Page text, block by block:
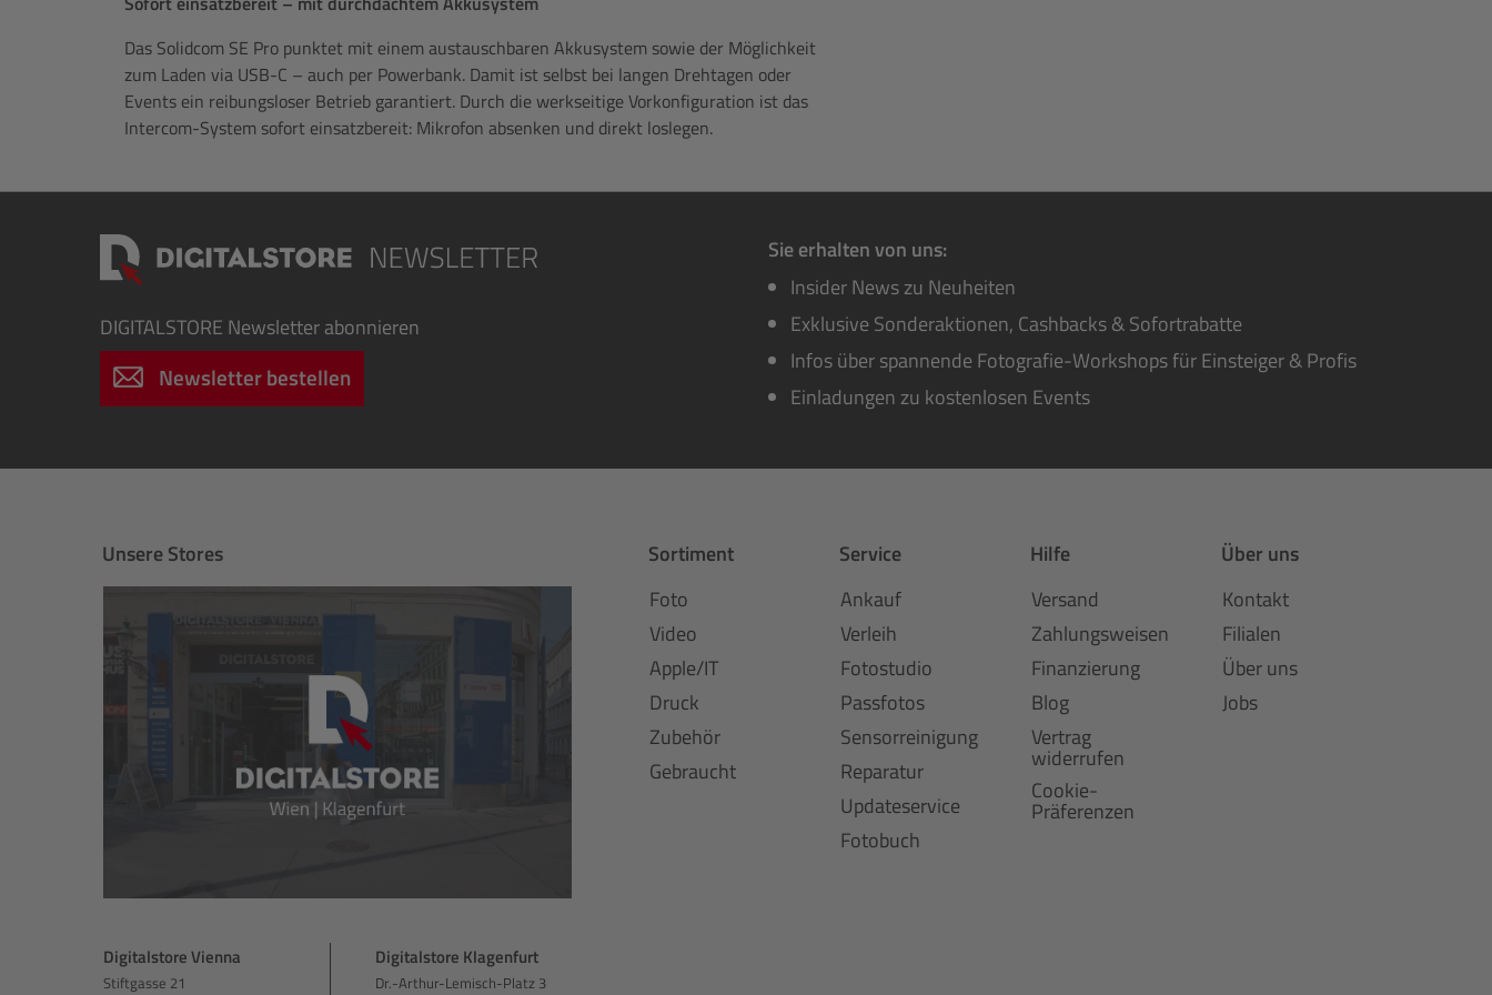
Das Solidcom SE Pro punktet mit einem austauschbaren Akkusystem sowie der Möglichkeit
zum Laden via USB-C – auch per Powerbank. Damit ist selbst bei langen Drehtagen oder
Events ein reibungsloser Betrieb garantiert. Durch die werkseitige Vorkonfiguration ist das
Intercom-System sofort einsatzbereit: Mikrofon absenken und direkt loslegen.
DIGITALSTORE Newsletter abonnieren
Newsletter bestellen
Sie erhalten von uns:
Insider News zu Neuheiten
Exklusive Sonderaktionen, Cashbacks & Sofortrabatte
Infos über spannende Fotografie-Workshops für Einsteiger & Profis
Einladungen zu kostenlosen Events
Unsere Stores
Digitalstore Vienna
Stiftgasse 21
Digitalstore Klagenfurt
Dr.-Arthur-Lemisch-Platz 3
Sortiment
Foto
Video
Apple/IT
Druck
Zubehör
Gebraucht
Service
Ankauf
Verleih
Fotostudio
Passfotos
Sensorreinigung
Reparatur
Updateservice
Fotobuch
Hilfe
Versand
Zahlungsweisen
Finanzierung
Blog
Vertrag
widerrufen
Cookie-
Präferenzen
Über uns
Kontakt
Filialen
Über uns
Jobs